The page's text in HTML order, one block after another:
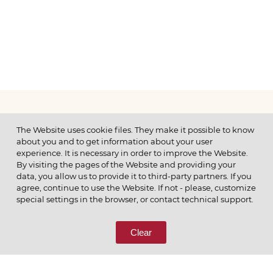
МЕНЮ
© 2026 ОАО
ПОЗВОНИТЕ НАМ
8 (800) 333-65-66
The Website uses cookie files. They make it possible to know
about you and to get information about your user
experience. It is necessary in order to improve the Website.
By visiting the pages of the Website and providing your
data, you allow us to provide it to third-party partners. If you
agree, continue to use the Website. If not - please, customize
special settings in the browser, or contact technical support.
Clear